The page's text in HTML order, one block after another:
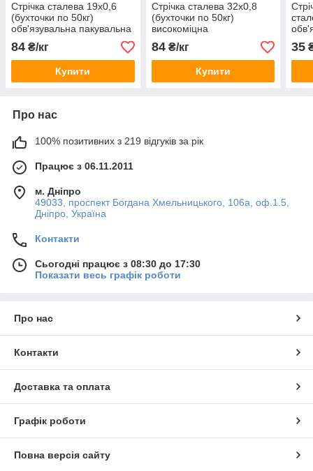
Стрічка сталева 19х0,6
(бухточки по 50кг)
обв'язувальна пакувальна
лакована чорний лак
84 ₴/кг
Купити
Стрічка сталева 32х0,8
(бухточки по 50кг)
високоміцна
обв'язувальна пакувальна
лакована чорний лак
84₴/кг
Купити
35
Про нас
100% позитивних з 219 відгуків за рік
Працює з 06.11.2011
м. Дніпро
49033, проспект Богдана Хмельницького, 106а, оф.1.5,
Дніпро, Україна
Контакти
Сьогодні працює з 08:30 до 17:30
Показати весь графік роботи
Про нас
Контакти
Доставка та оплата
Графік роботи
Повна версія сайту